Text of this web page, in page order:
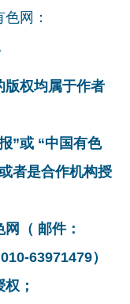
网：
版权均属于作者
”或 “中国有色
者是合作机构授
（ 邮件：
63971479）
；